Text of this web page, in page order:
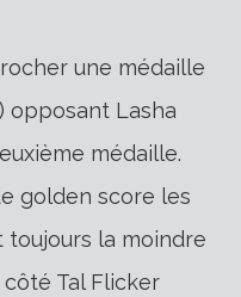
une médaille
opposant Lasha
médaille.
golden score les
la moindre
côté Tal Flicker